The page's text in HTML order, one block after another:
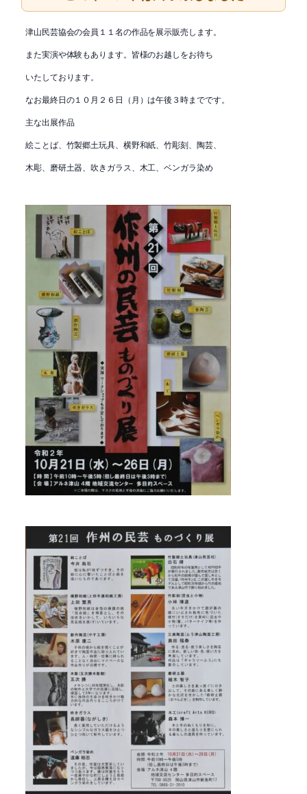
津山民芸協会の会員１１名の作品を展示販売します。
また実演や体験もあります。皆様のお越しをお待ち
いたしております。
なお最終日の１０月２６日（月）は午後３時までです。
主な出展作品
絵ことば、竹製郷土玩具、横野和紙、竹彫刻、陶芸、
木彫、磨研土器、吹きガラス、木工、ベンガラ染め